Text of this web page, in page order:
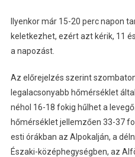
Ilyenkor már 15-20 perc napon
keletkezhet, ezért azt kérik, 11
a napozást.
Az előrejelzés szerint
legalacsonyabb hőmérséklet
néhol 16-18 fokig hűlhet a
hőmérséklet jellemzően 33-37
esti órákban az Alpokalján, a
Északi-középhegységben, az